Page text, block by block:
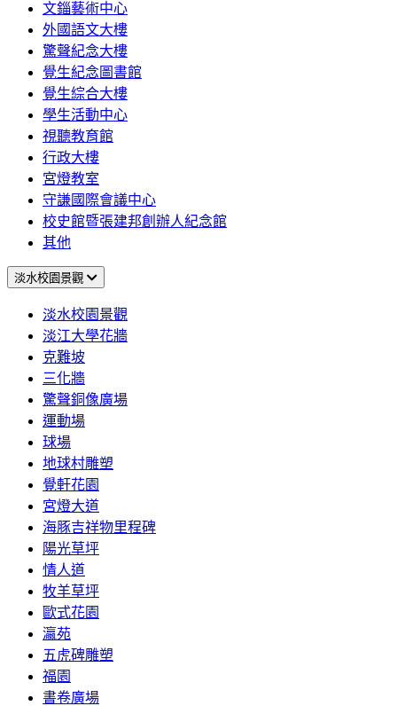
文錙藝術中心
外國語文大樓
驚聲紀念大樓
覺生紀念圖書館
覺生綜合大樓
學生活動中心
視聽教育館
行政大樓
宮燈教室
守謙國際會議中心
校史館暨張建邦創辦人紀念館
其他
淡水校園景觀
淡水校園景觀
淡江大學花牆
克難坡
三化牆
驚聲銅像廣場
運動場
球場
地球村雕塑
覺軒花園
宮燈大道
海豚吉祥物里程碑
陽光草坪
情人道
牧羊草坪
歐式花園
瀛苑
五虎碑雕塑
福園
書卷廣場